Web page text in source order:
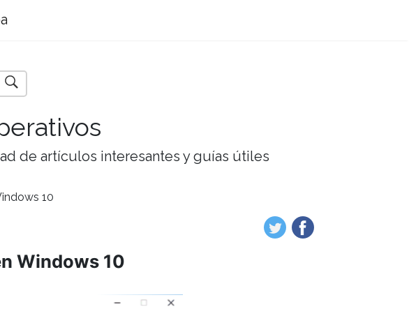
de artículos interesantes y guías útiles
10
Windows 10